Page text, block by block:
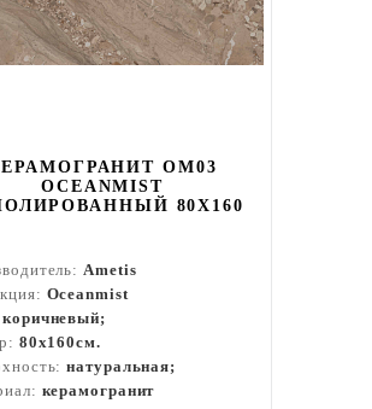
OM03
OCEANMIST
80X160
Ametis
Oceanmist
коричневый;
80x160см.
натуральная;
керамогранит